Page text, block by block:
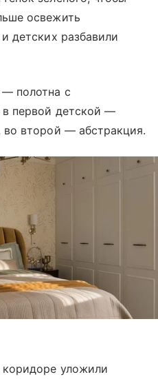
освежить
детских разбавили
— полотна с
в первой детской —
во второй — абстракция.
уложили